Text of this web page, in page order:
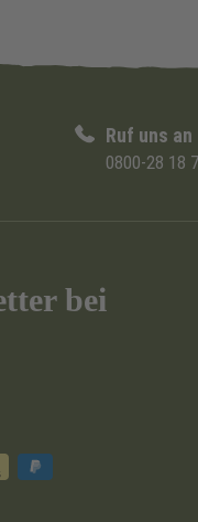
Ruf uns an
0800-28 18
bei